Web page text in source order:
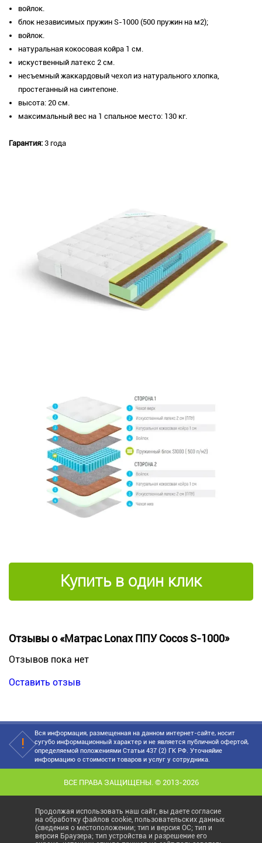
войлок.
блок независимых пружин S-1000 (500 пружин на м2);
войлок.
натуральная кокосовая койра 1 см.
искуственный латекс 2 см.
несъемный жаккардовый чехол из натурального хлопка,
простеганный на синтепоне.
высота: 20 см.
максимальный вес на 1 спальное место: 130 кг.
Гарантия: 3 года
Купить в один клик
Отзывы о «Матрас Lonax ППУ Cocos S-1000»
Отзывов пока нет
Оставить отзыв
Вся информация, размещенная на данном интернет-сайте, носит
сугубо информационный характер и не является публичной офертой,
определяемой положениями Статьи 437 (2) ГК РФ. Уточняйие
информацию о стоимости товаров и услуг у сотрудника.
ВСЕ ПРАВА ЗАЩИЩЕНЫ. © 2013-2026
Продолжая использовать наш сайт, вы даете согласие
на обработку файлов cookie, пользовательских данных
(сведения о местоположении; тип и версия ОС; тип и
версия Браузера; тип устройства и разрешение его